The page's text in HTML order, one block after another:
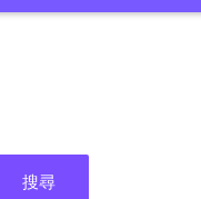
搜尋